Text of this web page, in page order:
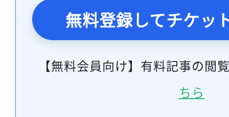
無料登録してチケッ
【無料会員向け】有料記事の閲
ちら